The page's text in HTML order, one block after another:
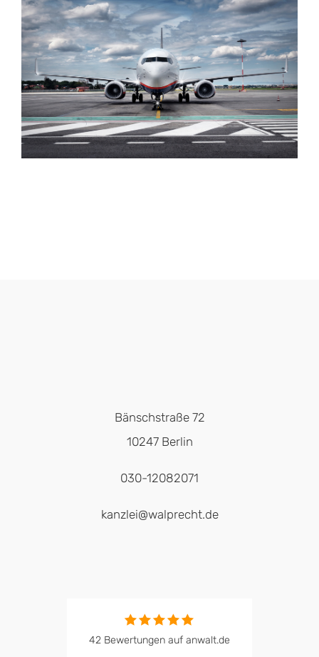
Bänschstraße 72
10247 Berlin
030-12082071
kanzlei@walprecht.de
42 Bewertungen auf anwalt.de